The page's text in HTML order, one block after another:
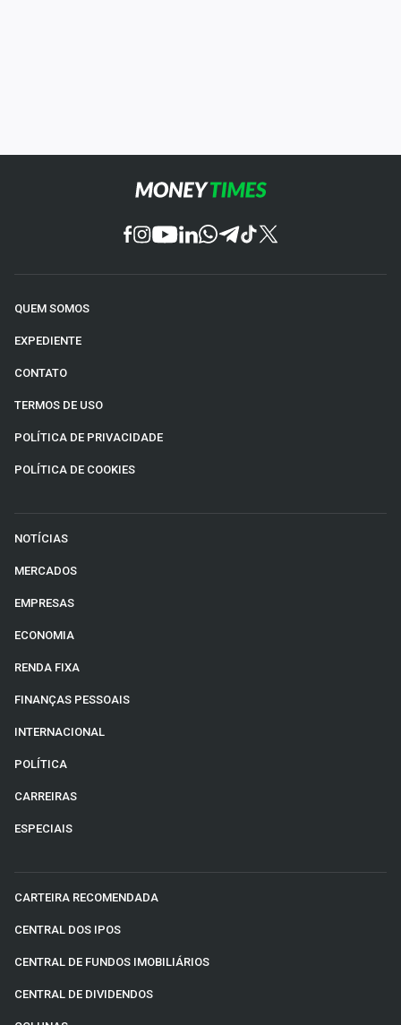
QUEM SOMOS
EXPEDIENTE
CONTATO
TERMOS DE USO
POLÍTICA DE PRIVACIDADE
POLÍTICA DE COOKIES
NOTÍCIAS
MERCADOS
EMPRESAS
ECONOMIA
RENDA FIXA
FINANÇAS PESSOAIS
INTERNACIONAL
POLÍTICA
CARREIRAS
ESPECIAIS
CARTEIRA RECOMENDADA
CENTRAL DOS IPOS
CENTRAL DE FUNDOS IMOBILIÁRIOS
CENTRAL DE DIVIDENDOS